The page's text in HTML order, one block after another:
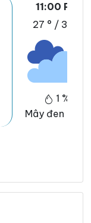
11:00 PM
27 ° / 32 °
1 %
Mây đen u ám